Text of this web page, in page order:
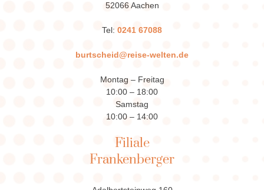
52066 Aachen
Tel: 0241 67088
burtscheid@reise-welten.de
Montag – Freitag
10:00 – 18:00
Samstag
10:00 – 14:00
Filiale
Frankenberger